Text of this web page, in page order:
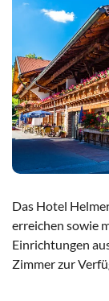
Das Hotel
erreichen sowie
Einrichtungen
Zimmer zur